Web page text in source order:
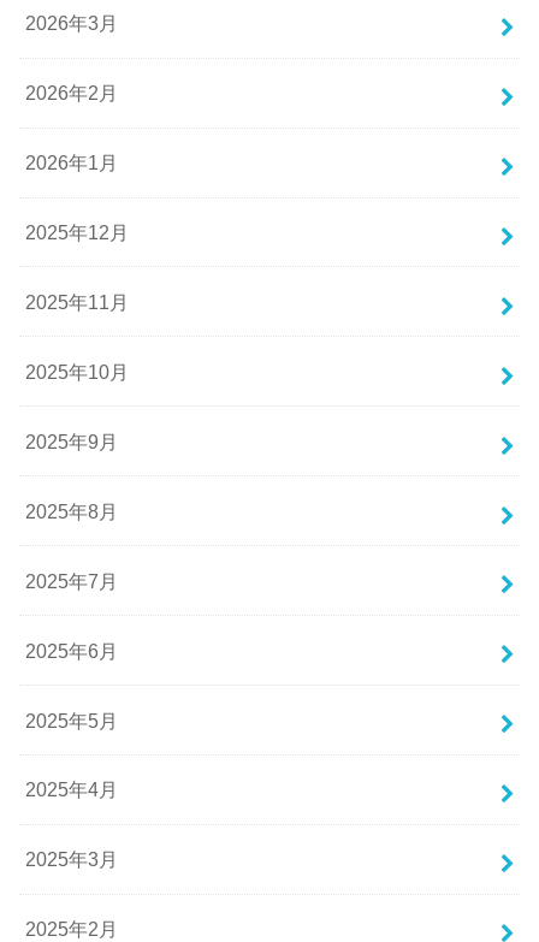
2026年3月
2026年2月
2026年1月
2025年12月
2025年11月
2025年10月
2025年9月
2025年8月
2025年7月
2025年6月
2025年5月
2025年4月
2025年3月
2025年2月